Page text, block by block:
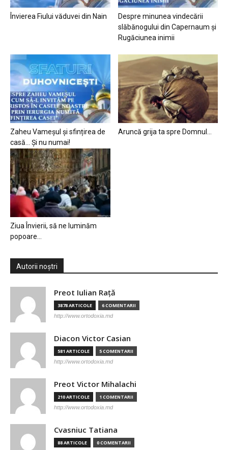
Învierea Fiului văduvei din Nain
Despre minunea vindecării
slăbănogului din Capernaum și
Rugăciunea inimii
Zaheu Vameșul și sfințirea de
casă… Și nu numai!
Aruncă grija ta spre Domnul…
Ziua Învierii, să ne luminăm
popoare…
Autorii noștri
Preot Iulian Raţă
3878 ARTICOLE 6 COMENTARII
http://www.ortodoxia.md
Diacon Victor Casian
581 ARTICOLE 5 COMENTARII
http://www.ortodoxia.md
Preot Victor Mihalachi
210 ARTICOLE 1 COMENTARII
http://www.ortodoxia.md
Cvasniuc Tatiana
88 ARTICOLE 0 COMENTARII